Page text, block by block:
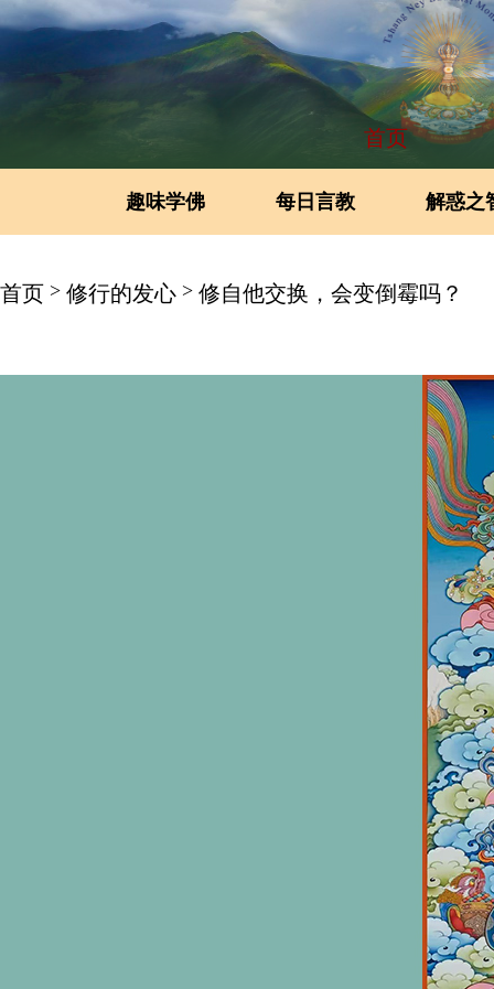
首页
趣味学佛 每日言教 解惑之
首页 > 修行的发心 > 修自他交换，会变倒霉吗？